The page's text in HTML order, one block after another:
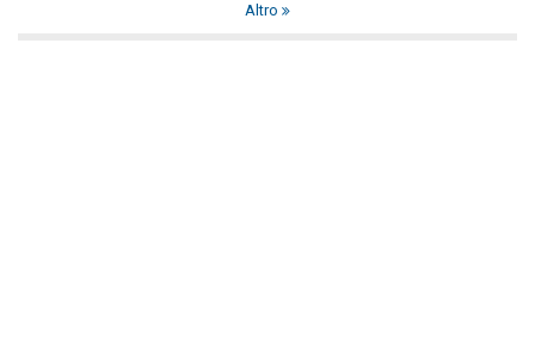
Altro